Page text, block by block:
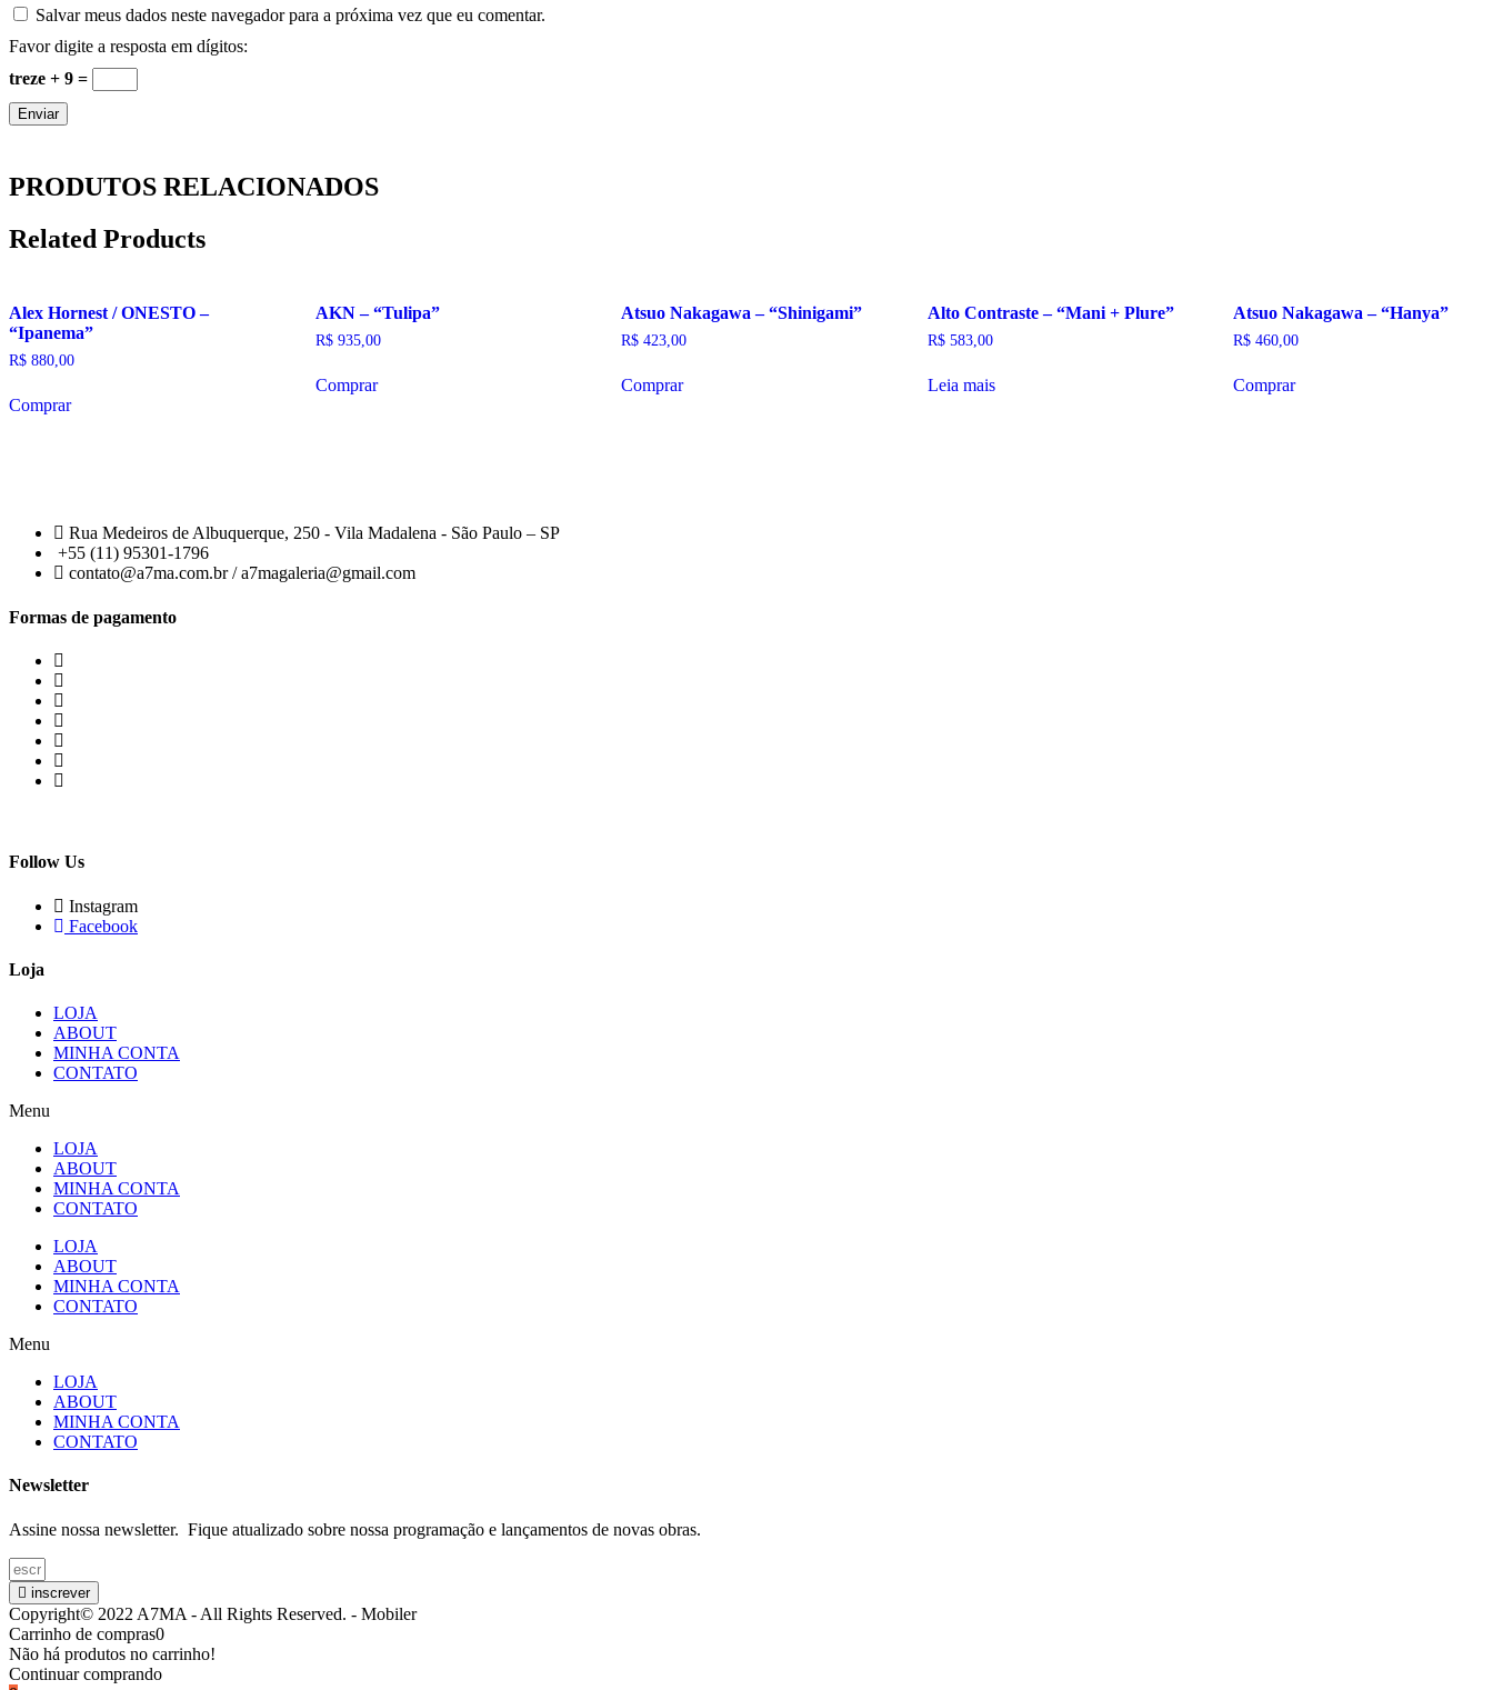
Salvar meus dados neste navegador para a próxima vez que eu comentar.
Favor digite a resposta em dígitos:
treze + 9 =
PRODUTOS RELACIONADOS
Related Products
Alex Hornest / ONESTO –
“Ipanema”
R$ 880,00
Comprar
AKN – “Tulipa”
R$935,00
Comprar
Atsuo Nakagawa – “Shinigami”
R$ 423,00
Comprar
Alto Contraste – “Mani + Plure”
R$583,00
Leia mais
Atsuo Nakagawa – “Hanya”
R$ 460,00
Comprar
Rua Medeiros de Albuquerque, 250 - Vila Madalena - São Paulo – SP
+55 (11) 95301-1796
contato@a7ma.com.br / a7magaleria@gmail.com
Formas de pagamento
Follow Us
Instagram
Facebook
Loja
LOJA
ABOUT
MINHA CONTA
CONTATO
Menu
LOJA
ABOUT
MINHA CONTA
CONTATO
LOJA
ABOUT
MINHA CONTA
CONTATO
Menu
LOJA
ABOUT
MINHA CONTA
CONTATO
Newsletter
Assine nossa newsletter. Fique atualizado sobre nossa programação e lançamentos de novas obras.
inscrever
Copyright© 2022 A7MA - All Rights Reserved. - Mobiler
Carrinho de compras0
Não há produtos no carrinho!
Continuar comprando